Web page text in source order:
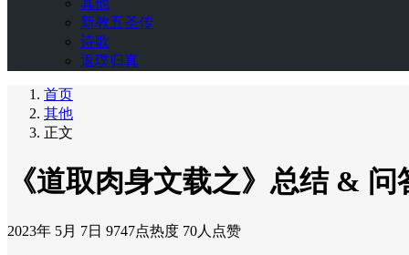
新教五圣传
诗歌
返璞归真
首页
其他
正文
《道取肉身文载之》总结 & 问
2023年 5月 7日 9747点热度 70人点赞